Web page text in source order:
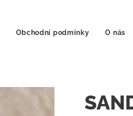
Obchodní podmínky O nás